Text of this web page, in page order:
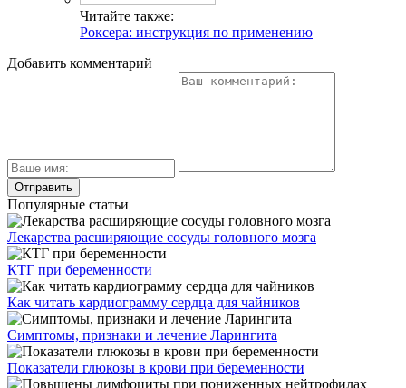
Читайте также:
Роксера: инструкция по применению
Добавить комментарий
Популярные статьи
Лекарства расширяющие сосуды головного мозга
КТГ при беременности
Как читать кардиограмму сердца для чайников
Симптомы, признаки и лечение Ларингита
Показатели глюкозы в крови при беременности